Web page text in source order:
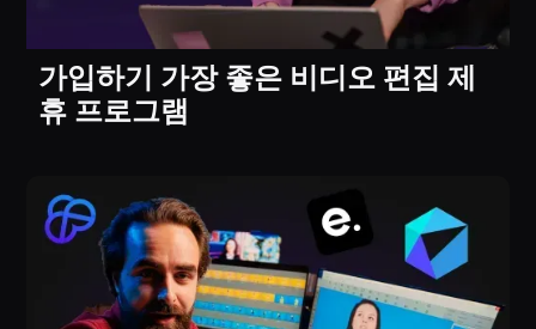
가입하기 가장 좋은 비디오 편집 제
휴 프로그램